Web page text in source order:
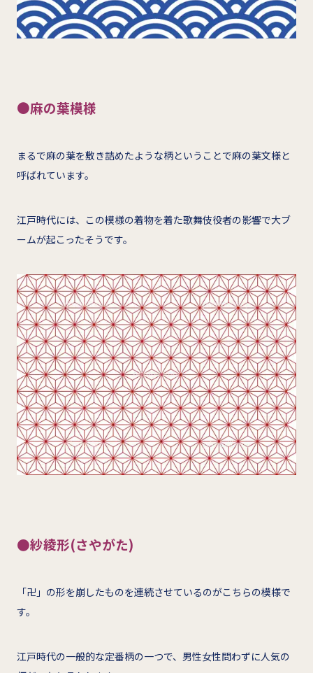
●麻の葉模様
まるで麻の葉を敷き詰めたような柄ということで麻の葉文様と
呼ばれています。
江戸時代には、この模様の着物を着た歌舞伎役者の影響で大ブ
ームが起こったそうです。
●紗綾形(さやがた)
「卍」の形を崩したものを連続させているのがこちらの模様で
す。
江戸時代の一般的な定番柄の一つで、男性女性問わずに人気の